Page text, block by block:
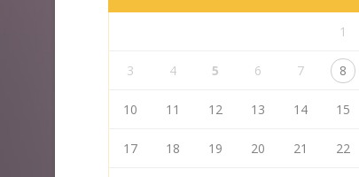
1
3 4 5 6 7 8
10 11 12 13 14 15
17 18 19 20 21 22